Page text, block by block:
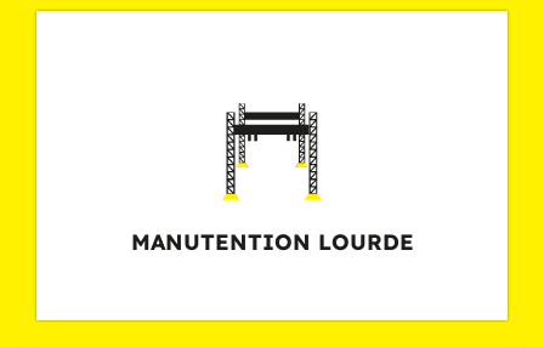
MANUTENTION LOURDE